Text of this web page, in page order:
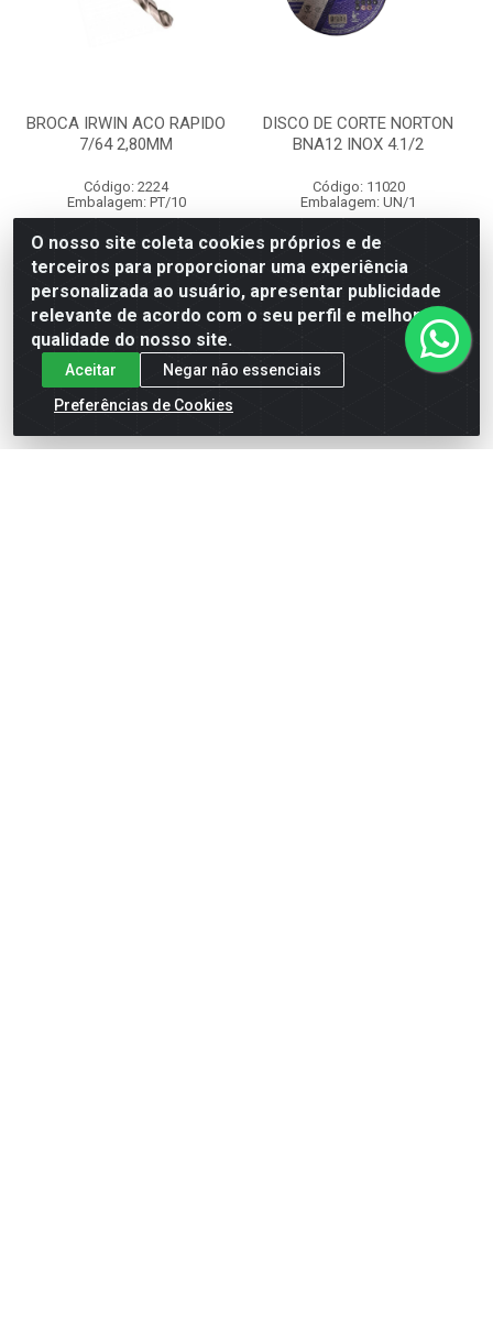
BROCA IRWIN ACO RAPIDO
7/64 2,80MM
Código: 2224
Embalagem: PT/10
Faça seu login ou
cadastre-se para
ver preços e
comprar
DISCO DE CORTE NORTON
BNA12 INOX 4.1/2
Código: 11020
Embalagem: UN/1
Faça seu login ou
cadastre-se para
ver preços e
O nosso site coleta cookies próprios e de
terceiros para proporcionar uma experiência
personalizada ao usuário, apresentar publicidade
relevante de acordo com o seu perfil e melhorar a
qualidade do nosso site.
Aceitar
Negar não essenciais
Preferências de Cookies